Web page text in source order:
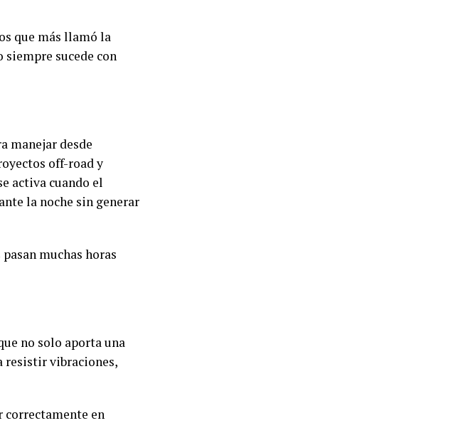
que más llamó la
sucede con
manejar desde
off-road y
activa cuando el
la noche sin generar
muchas horas
no solo aporta una
resistir vibraciones,
correctamente en